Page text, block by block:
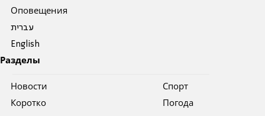
Оповещения
עברית
English
Разделы
Новости
Коротко
Спорт
Погода